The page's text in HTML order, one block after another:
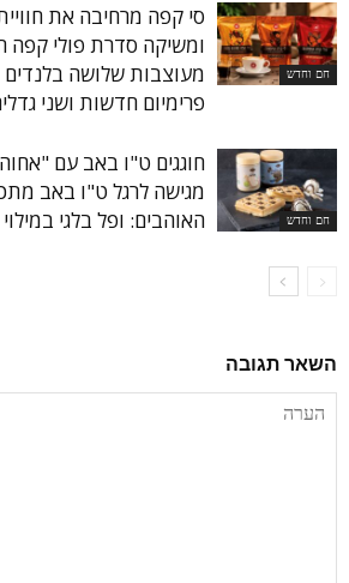
חם וחדש
סי קפה מרחיבה את
ומשיקה סדרת פולי קפה
מעוצבות שלושה בלנדים
פרימיום חדשות ושני
חם וחדש
חוגגים ט"ו באב עם
מגישה לרגל ט"ו באב
האוהבים: ופל בלגי
השאר תגובה